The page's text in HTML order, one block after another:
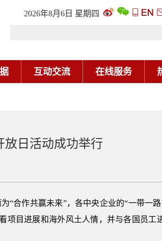
2026年8月6日 星期四
互动交流 在线服务
放日活动成功举行
“合作共赢未来”，各中央企业的“一带一路
项目进展和海外风土人情，并与各国员工